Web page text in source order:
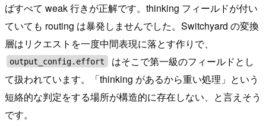
ばすべて weak 行きが正解です。thinking フィールドが付い
ていても routing は暴発しませんでした。Switchyard の変換
層はリクエストを一度中間表現に落とす作りで、
output_config.effort
はそこで第一級のフィールドとし
て扱われています。「thinking があるから重い処理」という
短絡的な判定をする場所が構造的に存在しない、と言えそう
です。